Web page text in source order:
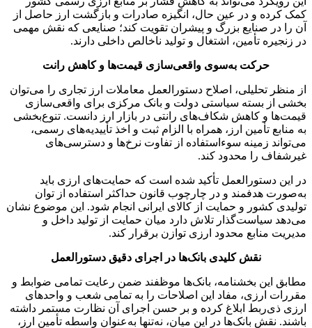
کمک کرده و در عین حال، انگیزه صادرات و بازگشت ارز حاصل از
آن را در صنایع بزرگ و پیشران تقویت کند؛ صنایعی که نقش مهمی
در زنجیره تأمین، اشتغال و تولید ناخالص داخلی دارند.
حرکت به‌سوی واقعی‌سازی قیمت‌ها و کاهش رانت
از منظر تحلیلی، اصلاح دستورالعمل معاملات ارز تجاری را می‌توان
بخشی از بسته سیاستی دولت و بانک مرکزی برای واقعی‌سازی
قیمت‌ها و کاهش شکاف‌های رانتی در بازار ارز دانست. تنوع‌بخشی
به منابع تأمین ارز، همراه با الزام ثبت و اخذ تأییدیه‌های رسمی،
می‌تواند زمینه سوءاستفاده از تفاوت نرخ‌ها و دسترسی‌های
غیرشفاف را محدود کند.
در این دستورالعمل تأکید شده است که حمایت‌های ارزی باید
به‌صورت هدفمند و در چارچوب قانون حداکثر استفاده از توان
تولیدی کشور و حمایت از کالای ایرانی انجام شود. این موضوع نشان
می‌دهد سیاست‌گذار تلاش دارد میان حمایت از تولید داخل و
مدیریت منابع محدود ارزی توازن برقرار کند.
نقش کلیدی بانک‌ها در اجرای دقیق دستورالعمل
مطابق این بخشنامه، بانک‌ها موظفند ضمن رعایت تمامی ضوابط و
مقررات ارزی، مفاد این اصلاحات را به تمامی شعب و واحدهای
ارزی ذی‌ربط ابلاغ کرده و بر حسن اجرای آن نظارت مستمر داشته
باشند. نقش بانک‌ها در این میان، نه‌تنها به‌عنوان واسطه تأمین ارز،